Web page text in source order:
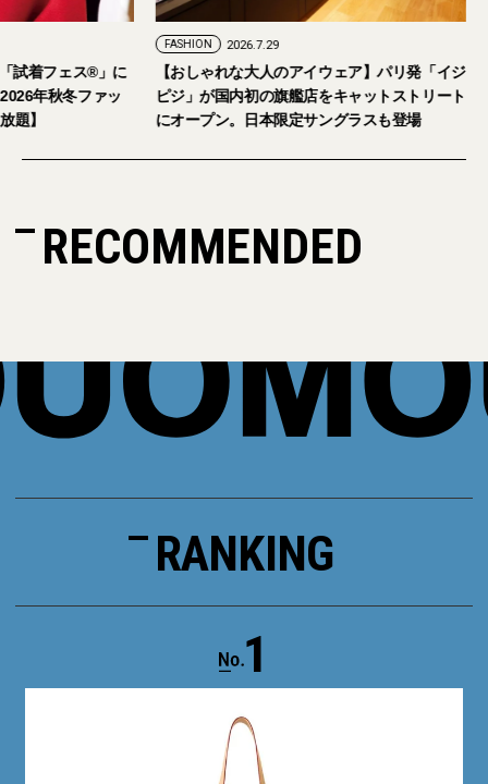
2026年9月5日・6日開催。「試着フェス®︎」に
読者の皆さまをご招待。【2026年秋冬ファッ
ション＆美容アイテム試し放題】
【おしゃれな大人の
ピジ」が国内初の旗
にオープン。日本限
RECOMMENDED
RANKING
1